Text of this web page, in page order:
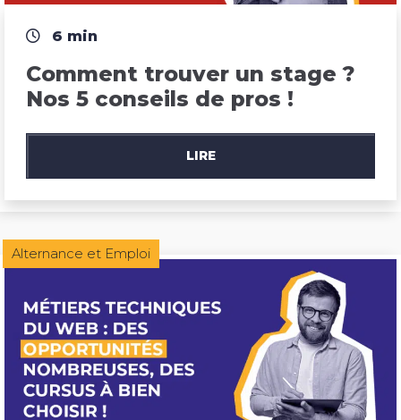
6 min
Comment trouver un stage ?
Nos 5 conseils de pros !
LIRE
Alternance et Emploi